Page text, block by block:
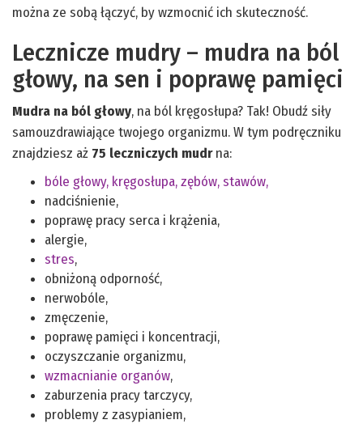
można ze sobą łączyć, by wzmocnić ich skuteczność.
Lecznicze mudry – mudra na ból
głowy, na sen i poprawę pamięci
Mudra na ból głowy, na ból kręgosłupa? Tak! Obudź siły
samouzdrawiające twojego organizmu. W tym podręczniku
znajdziesz aż 75 leczniczych mudrna:
bóle głowy, kręgosłupa, zębów, stawów,
nadciśnienie,
poprawę pracy serca i krążenia,
alergie,
stres,
obniżoną odporność,
nerwobóle,
zmęczenie,
poprawę pamięci i koncentracji,
oczyszczanie organizmu,
wzmacnianie organów,
zaburzenia pracy tarczycy,
problemy z zasypianiem,